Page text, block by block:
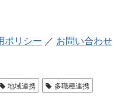
ポリシー ／ お問い合わせ
地域連携
多職種連携